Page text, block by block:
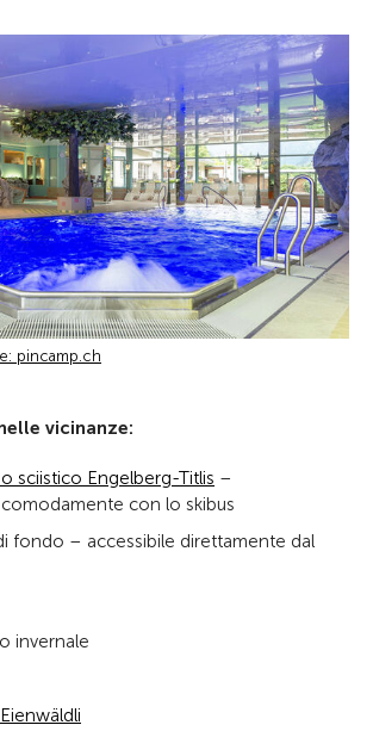
pincamp.ch
vicinanze:
sciistico Engelberg-Titlis –
con lo skibus
fondo – accessibile direttamente dal
invernale